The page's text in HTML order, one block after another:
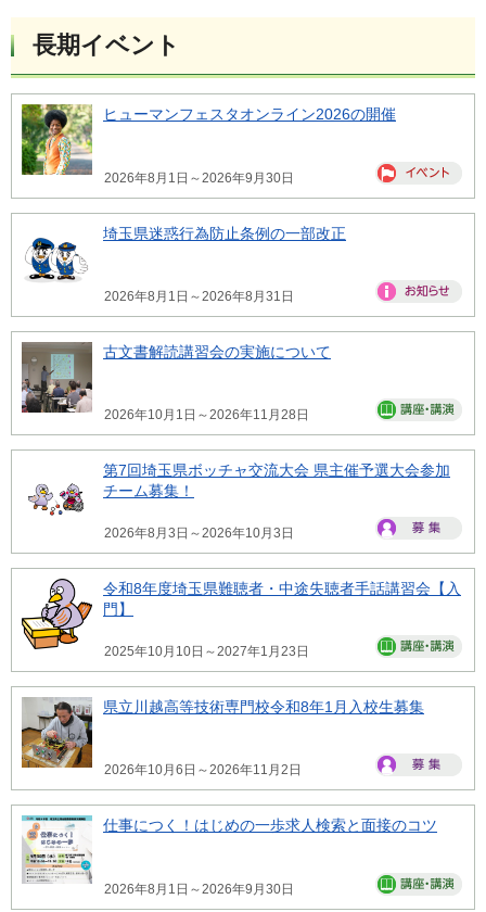
長期イベント
ヒューマンフェスタオンライン2026の開催
2026年8月1日～2026年9月30日
埼玉県迷惑行為防止条例の一部改正
2026年8月1日～2026年8月31日
古文書解読講習会の実施について
2026年10月1日～2026年11月28日
第7回埼玉県ボッチャ交流大会 県主催予選大会参加
チーム募集！
2026年8月3日～2026年10月3日
令和8年度埼玉県難聴者・中途失聴者手話講習会【入
門】
2025年10月10日～2027年1月23日
県立川越高等技術専門校令和8年1月入校生募集
2026年10月6日～2026年11月2日
仕事につく！はじめの一歩求人検索と面接のコツ
2026年8月1日～2026年9月30日